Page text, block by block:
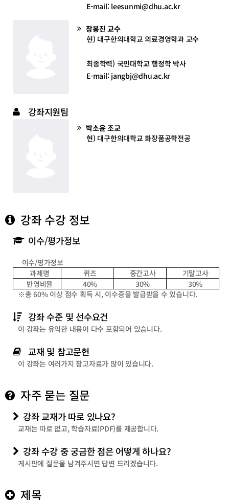
E-mail: leesunmi@dhu.ac.kr
장봉진 교수
현) 대구한의대학교 의료경영학과 교수
최종학력) 국민대학교 행정학 박사
E-mail: jangbj@dhu.ac.kr
강좌지원팀
박소윤 조교
현) 대구한의대학교 화장품공학전공
강좌 수강 정보
이수/평가정보
이수/평가정보
과제명
퀴즈 중간고사
기말고사
반영비율
40% 30%
30%
※총60%이상 점수 획득 시,이수증을 발급받을 수 있습니다.
강좌 수준 및 선수요건
이 강좌는 유익한 내용이 다수 포함되어 있습니다.
교재 및 참고문헌
이 강좌는 여러가지 참고자료가 많이 있습니다.
자주 묻는 질문
강좌 교재가 따로 있나요?
교재는 따로 없고, 학습자료(PDF)를 제공합니다.
강좌 수강 중 궁금한 점은 어떻게 하나요?
게시판에 질문을 남겨주시면 답변 드리겠습니다.
제목